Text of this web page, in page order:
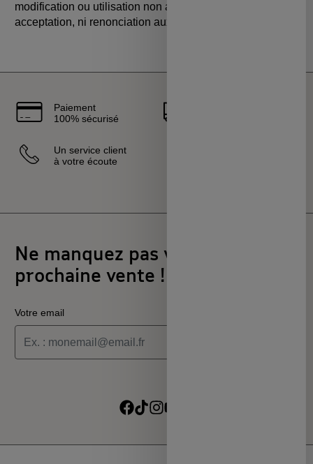
modification ou utilisation non autorisées, ne vaut ni
acceptation, ni renonciation aux poursuites.
Paiement
100% sécurisé
Un service client
à votre écoute
Ne manquez pas votre
prochaine vente !
Votre email
Je souhaite recevoir les alertes des ventes découvertes du